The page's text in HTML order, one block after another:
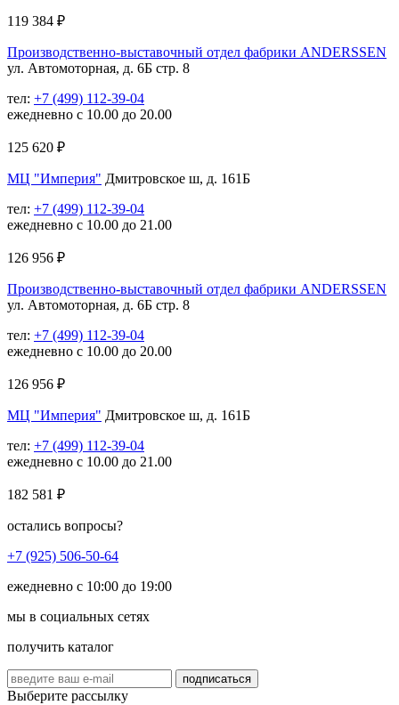
119 384 ₽
Производственно-выставочный отдел фабрики ANDERSSEN
ул. Автомоторная, д. 6Б стр. 8
тел: +7 (499) 112-39-04
ежедневно с 10.00 до 20.00
125 620 ₽
МЦ "Империя" Дмитровское ш, д. 161Б
тел: +7 (499) 112-39-04
ежедневно с 10.00 до 21.00
126 956 ₽
Производственно-выставочный отдел фабрики ANDERSSEN
ул. Автомоторная, д. 6Б стр. 8
тел: +7 (499) 112-39-04
ежедневно с 10.00 до 20.00
126 956 ₽
МЦ "Империя" Дмитровское ш, д. 161Б
тел: +7 (499) 112-39-04
ежедневно с 10.00 до 21.00
182 581 ₽
остались вопросы?
+7 (925) 506-50-64
ежедневно с 10:00 до 19:00
мы в социальных сетях
получить каталог
подписаться
Выберите рассылку